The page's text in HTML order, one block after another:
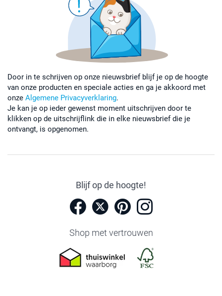
Door in te schrijven op onze nieuwsbrief blijf je op de hoogte
van onze producten en speciale acties en ga je akkoord met
onze Algemene Privacyverklaring.
Je kan je op ieder gewenst moment uitschrijven door te
klikken op de uitschrijflink die in elke nieuwsbrief die je
ontvangt, is opgenomen.
Blijf op de hoogte!
Shop met vertrouwen